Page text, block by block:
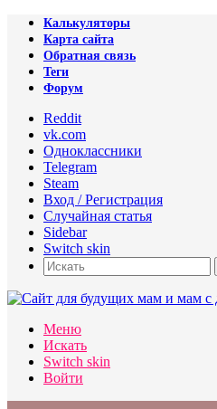
Калькуляторы
Карта сайта
Обратная связь
Теги
Форум
Reddit
vk.com
Одноклассники
Telegram
Steam
Вход / Регистрация
Случайная статья
Sidebar
Switch skin
Меню
Искать
Switch skin
Войти